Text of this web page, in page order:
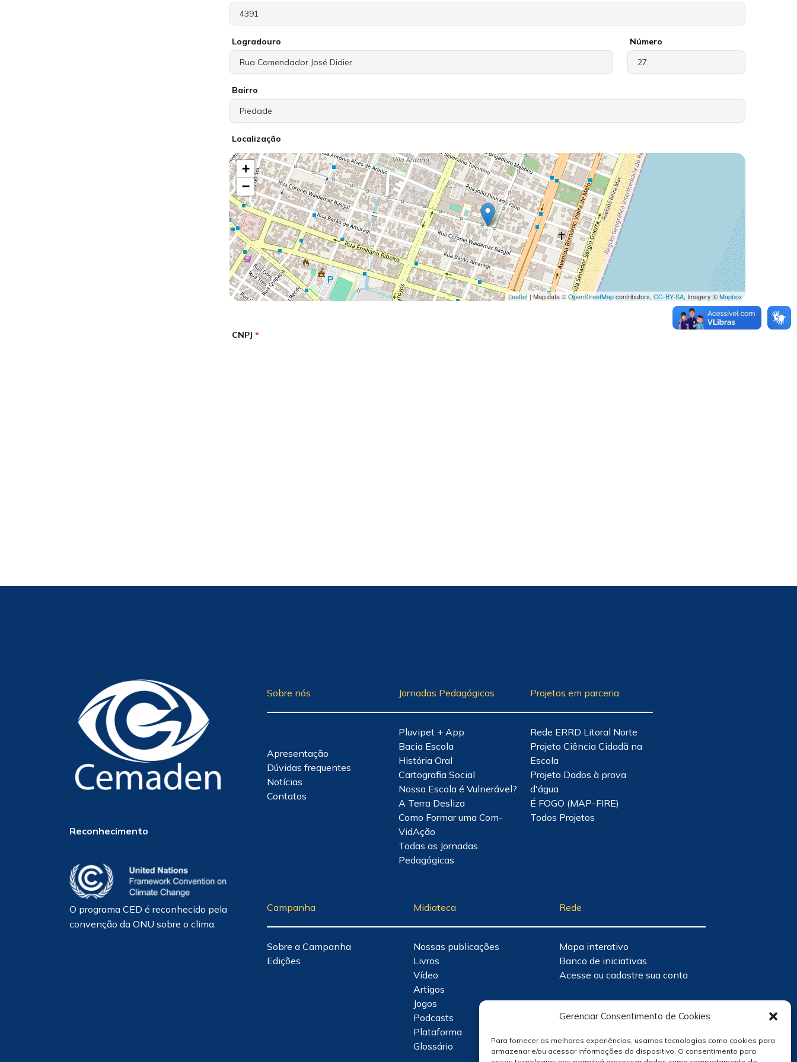
Gerenciar Consentimento de Cookies
Para fornecer as melhores experiências, usamos tecnologias como cookies para
armazenar e/ou acessar informações do dispositivo. O consentimento para
Logradouro Número
Bairro
Localização
+
−
Leaflet| Map data ©OpenStreetMapcontributors, CC-BY-SA, Imagery ©Mapbox
CNPJ *
Reconhecimento
O programa CED é reconhecido pela
convenção da ONU sobre o clima.
Sobre nós
Apresentação
Dúvidas frequentes
Notícias
Contatos
Jornadas Pedagógicas
Pluvipet + App
Bacia Escola
História Oral
Cartografia Social
Nossa Escola é Vulnerável?
A Terra Desliza
Como Formar uma Com-
VidAção
Todas as Jornadas
Pedagógicas
Projetos em parceria
Rede ERRD Litoral Norte
Projeto Ciência Cidadã na
Escola
Projeto Dados à prova
d'água
É FOGO (MAP-FIRE)
Todos Projetos
Campanha
Sobre a Campanha
Edições
Midiateca
Nossas publicações
Livros
Vídeo
Artigos
Jogos
Podcasts
Plataforma
Glossário
Rede
Mapa interativo
Banco de iniciativas
Acesse ou cadastre sua conta